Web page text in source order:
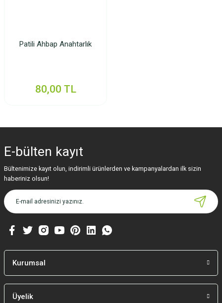
Patili Ahbap Anahtarlık
80,00 TL
E-bülten kayıt
Bültenimize kayıt olun, indirimli ürünlerden ve kampanyalardan ilk sizin
haberiniz olsun!
Kurumsal
Üyelik